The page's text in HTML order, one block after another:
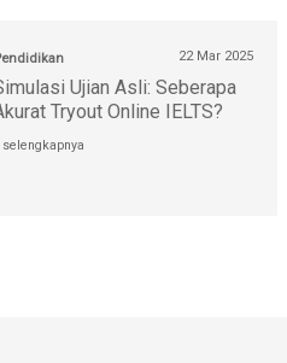
22 Mar 2025
Ujian Asli: Seberapa
Tryout Online IELTS?
selengkapnya